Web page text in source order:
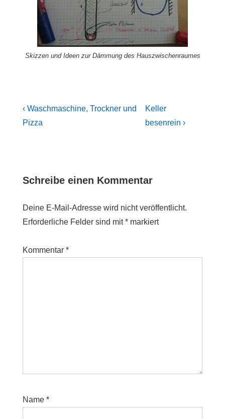
Skizzen und Ideen zur Dämmung des Hauszwischenraumes
Beitragsnavigation
Previous
Post
‹ Waschmaschine, Trockner und
Pizza
Next
Post
Keller
besenrein ›
Schreibe einen Kommentar
Deine E-Mail-Adresse wird nicht veröffentlicht.
Erforderliche Felder sind mit* markiert
Kommentar *
Name *